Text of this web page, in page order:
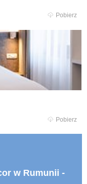
Pobierz
Pobierz
w Rumunii -